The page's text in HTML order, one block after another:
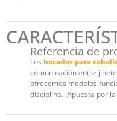
Referencia de
Los bocados para
comunicación entre
ofrecemos modelos
disciplina. ¡Apuesta por